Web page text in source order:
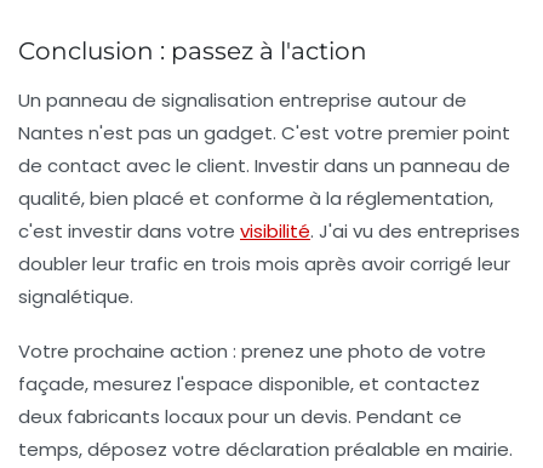
Conclusion : passez à l'action
Un panneau de signalisation entreprise autour de
Nantes n'est pas un gadget. C'est votre premier point
de contact avec le client. Investir dans un panneau de
qualité, bien placé et conforme à la réglementation,
c'est investir dans votre visibilité. J'ai vu des entreprises
doubler leur trafic en trois mois après avoir corrigé leur
signalétique.
Votre prochaine action : prenez une photo de votre
façade, mesurez l'espace disponible, et contactez
deux fabricants locaux pour un devis. Pendant ce
temps, déposez votre déclaration préalable en mairie.